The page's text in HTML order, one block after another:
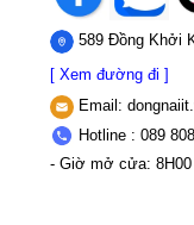
589 Đồng Khởi
[ Xem đường đi ]
Email:
Hotline : 089
- Giờ mở cửa: 8H00